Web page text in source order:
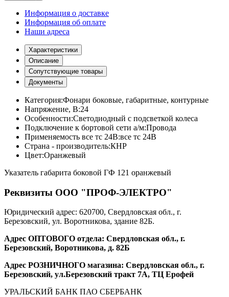
Информация о доставке
Информация об оплате
Наши адреса
Характеристики
Описание
Сопутствующие товары
Документы
Категория:Фонари боковые, габаритные, контурные
Напряжение, В:24
Особенности:Светодиодный с подсветкой колеса
Подключение к бортовой сети а/м:Провода
Применяемость все тс 24В:все тс 24В
Страна - производитель:КНР
Цвет:Оранжевый
Указатель габарита боковой ГФ 121 оранжевый
Реквизиты ООО "ПРОФ-ЭЛЕКТРО"
Юридический адрес: 620700, Свердловская обл., г.
Березовский, ул. Воротникова, здание 82Б.
Адрес ОПТОВОГО отдела: Свердловская обл., г.
Березовский, Воротникова, д. 82Б
Адрес РОЗНИЧНОГО магазина: Свердловская обл., г.
Березовский, ул.Березовский тракт 7А, ТЦ Ерофей
УРАЛЬСКИЙ БАНК ПАО СБЕРБАНК